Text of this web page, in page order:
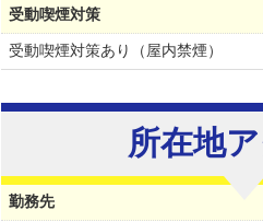
受動喫煙対策
受動喫煙対策あり（屋内禁煙）
所在地
勤務先